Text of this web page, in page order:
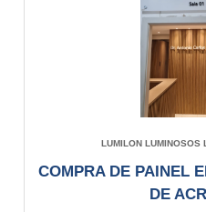
LUMILON LUMINOSOS
COMPRA DE PAINEL
DE